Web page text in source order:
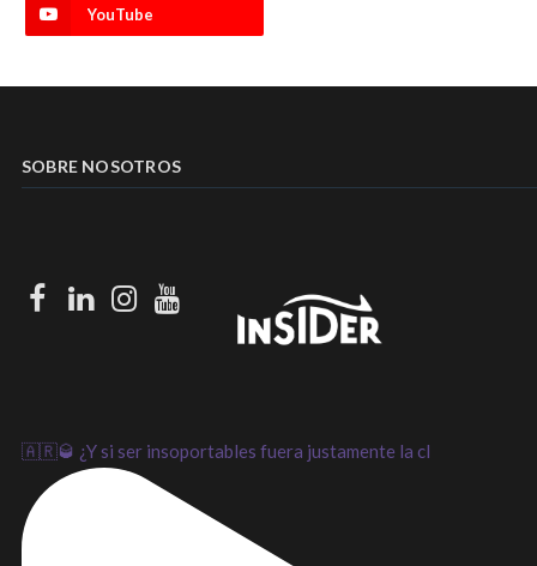
YouTube
SOBRE NOSOTROS
Facebook
LinkedIn
Instagram
Youtube
🇦🇷🥃 ¿Y si ser insoportables fuera justamente la cl